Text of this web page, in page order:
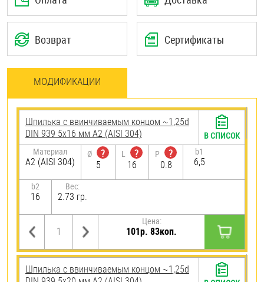
Возврат Сертификаты
МОДИФИКАЦИИ
Шпилька c ввинчиваемым концом ~1,25d
DIN 939 5х16 мм А2 (AISI 304)
Материал
А2 (AISI 304)
Ø
?
5
L
?
16
P
?
0.8
b1
6,5
b2
16
Вес:
2.73 гр.
Цена:
101р. 83коп.
В СПИСОК
Шпилька c ввинчиваемым концом ~1,25d